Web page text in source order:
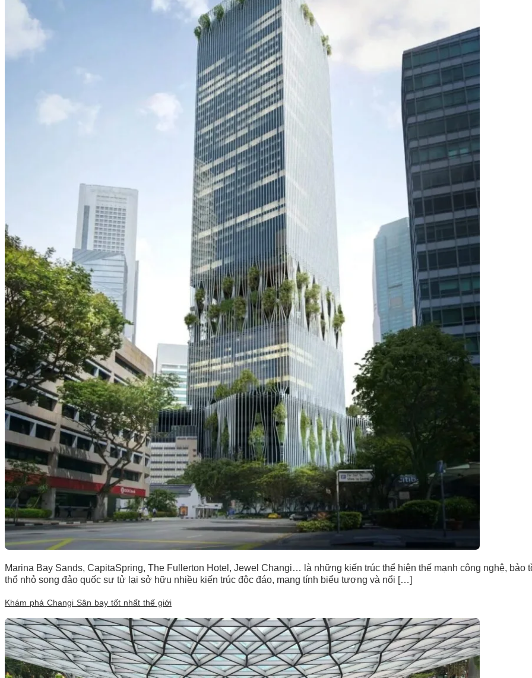
Marina Bay Sands, CapitaSpring, The Fullerton Hotel, Jewel Changi… là những kiến trúc thể hiện thế mạnh công nghệ, bảo
thổ nhỏ song đảo quốc sư tử lại sở hữu nhiều kiến trúc độc đáo, mang tính biểu tượng và nổi […]
Khám phá Changi Sân bay tốt nhất thế giới